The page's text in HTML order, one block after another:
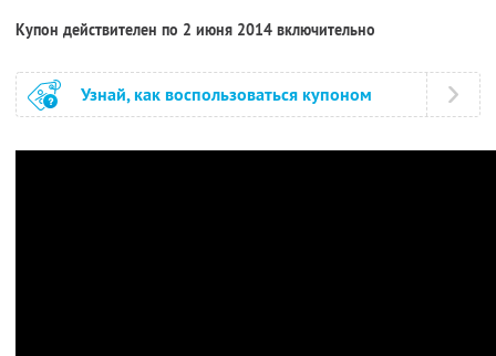
Купон действителен по 2 июня 2014 включительно
Узнай, как воспользоваться купоном